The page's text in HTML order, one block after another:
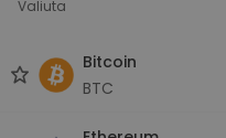
Valiuta
Bitcoin
BTC